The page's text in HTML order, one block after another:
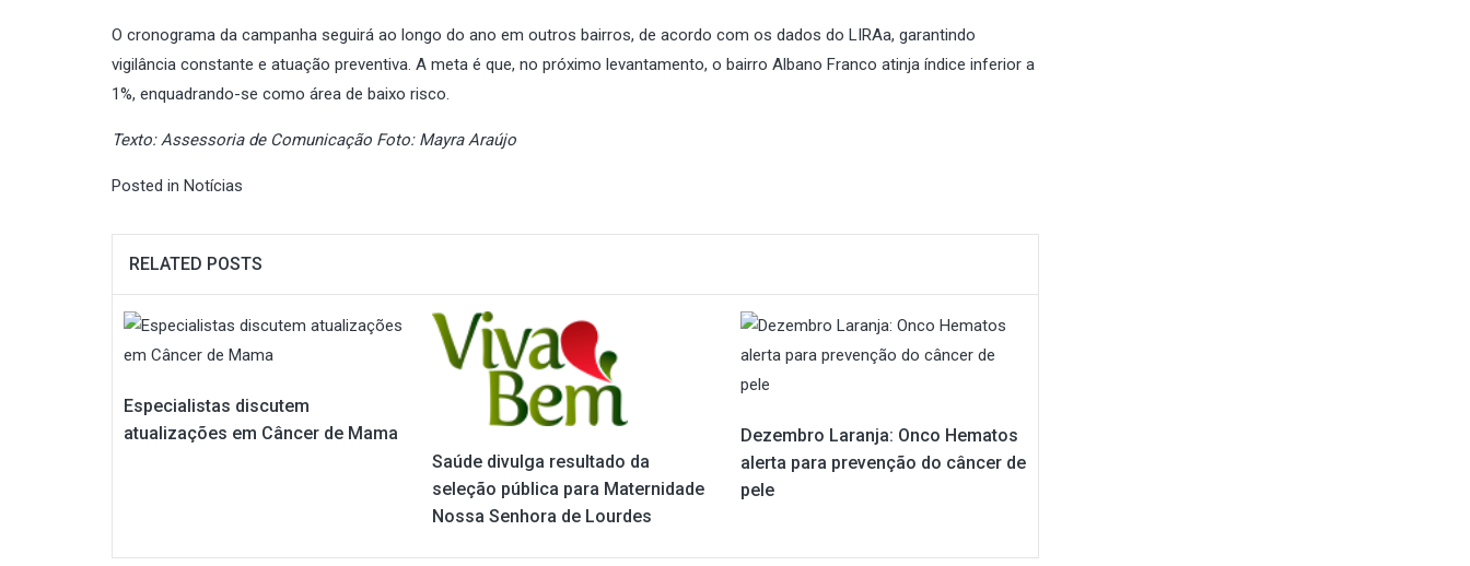
O cronograma da campanha seguirá ao longo do ano em outros bairros, de acordo com os dados do LIRAa, garantindo
vigilância constante e atuação preventiva. A meta é que, no próximo levantamento, o bairro Albano Franco atinja índice inferior a
1%, enquadrando-se como área de baixo risco.
Texto: Assessoria de Comunicação Foto: Mayra Araújo
Posted in Notícias
RELATED POSTS
Especialistas discutem
atualizações em Câncer de Mama
Saúde divulga resultado da
seleção pública para Maternidade
Nossa Senhora de Lourdes
Dezembro Laranja: Onco Hematos
alerta para prevenção do câncer de
pele